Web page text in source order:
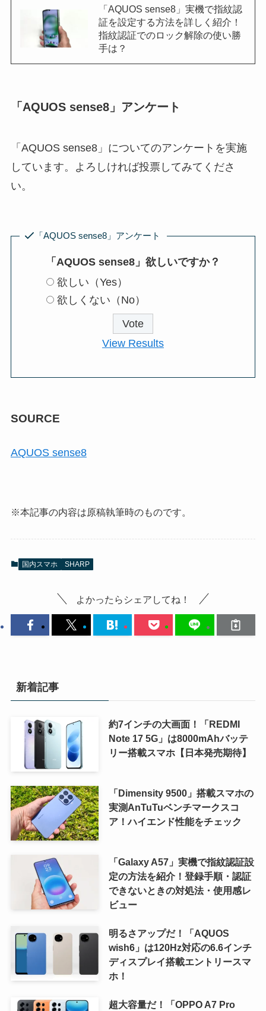
「AQUOS sense8」実機で指紋認
証を設定する方法を詳しく紹介！
指紋認証でのロック解除の使い勝
手は？
「AQUOS sense8」アンケート
「AQUOS sense8」についてのアンケートを実施
しています。よろしければ投票してみてくださ
い。
「AQUOS sense8」アンケート
「AQUOS sense8」欲しいですか？
欲しい（Yes）
欲しくない（No）
View Results
SOURCE
AQUOS sense8
※本記事の内容は原稿執筆時のものです。
国内スマホ SHARP
よかったらシェアしてね！
新着記事
約7インチの大画面！「REDMI
Note 17 5G」は8000mAhバッテ
リー搭載スマホ【日本発売期待】
「Dimensity 9500」搭載スマホの
実測AnTuTuベンチマークスコ
ア！ハイエンド性能をチェック
「Galaxy A57」実機で指紋認証設
定の方法を紹介！登録手順・認証
できないときの対処法・使用感レ
ビュー
明るさアップだ！「AQUOS
wish6」は120Hz対応の6.6インチ
ディスプレイ搭載エントリースマ
ホ！
超大容量だ！「OPPO A7 Pro